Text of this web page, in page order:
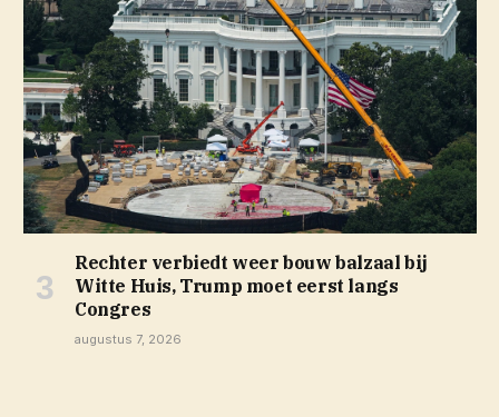
Rechter verbiedt weer bouw balzaal bij
Witte Huis, Trump moet eerst langs
Congres
augustus 7, 2026